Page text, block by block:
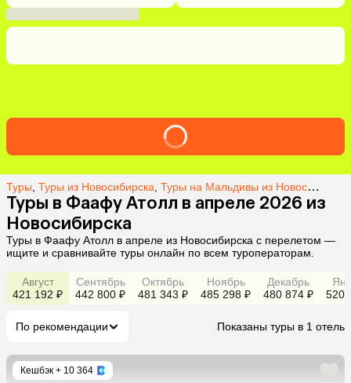
Туры Туры из Новосибирска Туры на Мальдивы из Новосибирска
Туры в Фаафу Атолл в апреле 2026 из
Новосибирска
Туры в Фаафу Атолл в апреле из Новосибирска с перелетом —
ищите и сравнивайте туры онлайн по всем туроператорам.
Август
421 192 ₽
Сентябрь
442 800 ₽
Октябрь
481 343 ₽
Ноябрь
485 298 ₽
Декабрь
480 874 ₽
520
По рекомендации Показаны туры в 1 отель
Кешбэк + 10 364